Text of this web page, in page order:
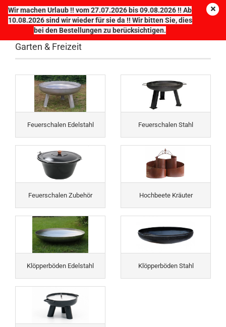
Wir machen Urlaub !! vom 27.07.2026 bis 09.08.2026 !! Ab
10.08.2026 sind wir wieder für sie da !! Wir bitten Sie, dies
bei den Bestellungen zu berücksichtigen.
Garten & Freizeit
Feuerschalen Edelstahl Feuerschalen Stahl
Feuerschalen Zubehör Hochbeete Kräuter
Klöpperböden Edelstahl Klöpperböden Stahl